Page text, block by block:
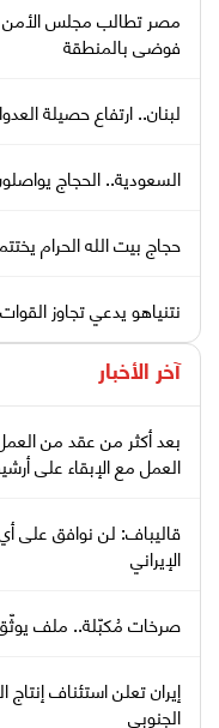
مصر تطالب مجلس الأمن
فوضى بالمنطقة
لبنان.. ارتفاع حصيلة العدوان
السعودية.. الحجاج
حجاج بيت الله الحرام
نتنياهو يدعي تجاوز
آخر الأخبار
بعد أكثر من عقد من
العمل مع الإبقاء على
قاليباف: لن نوافق على
الإيراني
صرخات مُكبّلة.. ملف يوثّق
إيران تعلن استئناف
الجنوبي